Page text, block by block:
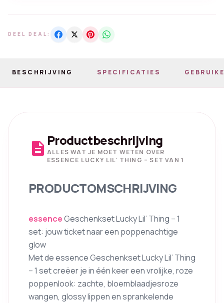
DEEL DEAL:
BESCHRIJVING SPECIFICATIES
description Productbeschrijving
ALLES WAT JE MOET WETEN OVER
ESSENCE LUCKY LIL’ THING – SET VAN 1
PRODUCTOMSCHRIJVING
essenceGeschenkset Lucky Lil’ Thing – 1
set: jouw ticket naar een poppenachtige
glow
Met de essence Geschenkset Lucky Lil’ Thing
– 1 set creëer je in één keer een vrolijke, roze
poppenlook: zachte, bloemblaadjesroze
wangen, glossy lippen en sprankelende